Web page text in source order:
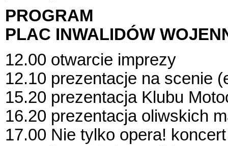
PROGRAM
PLAC INWALIDÓW
12.00 otwarcie imprezy
12.10 prezentacje na scenie
15.20 prezentacja Klubu
16.20 prezentacja oliwskich
17.00 Nie tylko opera!